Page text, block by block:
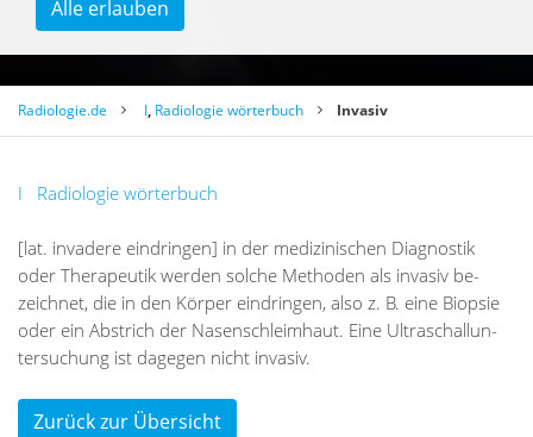
Alle erlauben
Radiologie.de I, Radiologie wörterbuch Invasiv
I Radiologie wörterbuch
[lat. in­va­de­re ein­drin­gen] in der me­di­zi­ni­schen Dia­gnos­tik
oder The­ra­peu­tik wer­den sol­che Me­tho­den als in­va­siv be­
zeich­net, die in den Kör­per ein­drin­gen, also z. B. eine Bi­op­sie
oder ein Ab­strich der Na­sen­schleim­haut. Eine Ul­tra­schall­un­
ter­su­chung ist da­ge­gen nicht in­va­siv.
Zurück zur Übersicht